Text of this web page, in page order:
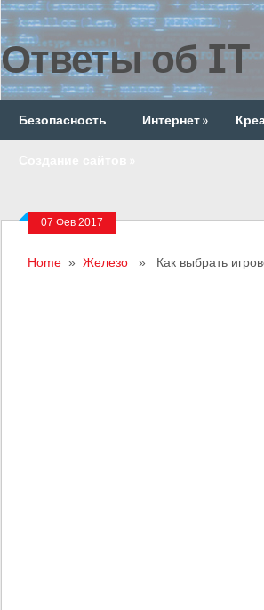
Ответы об IT
Безопасность Интернет»
07 Фев 2017
Home» Железо» Как выбрать